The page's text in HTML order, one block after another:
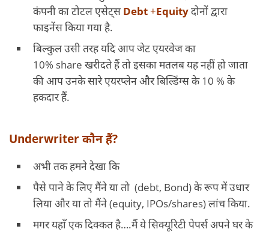
कंपनी का टोटल एसेट्स Debt+Equityदोनों द्वारा
फाइनेंस किया गया है.
बिल्कुल उसी तरह यदि आप जेट एयरवेज का
10% share खरीदते हैं तो इसका मतलब यह नहीं हो जाता
की आप उनके सारे एयरप्लेन और बिल्डिंग्स के 10 % के
हकदार हैं.
Underwriter कौन हैं?
अभी तक हमने देखा कि
पैसे पाने के लिए मैंने या तो (debt, Bond) के रूप में उधार
लिया और या तो मैंने (equity, IPOs/shares) लांच किया.
मगर यहाँ एक दिक्कत है….मैं ये सिक्यूरिटी पेपर्स अपने घर के